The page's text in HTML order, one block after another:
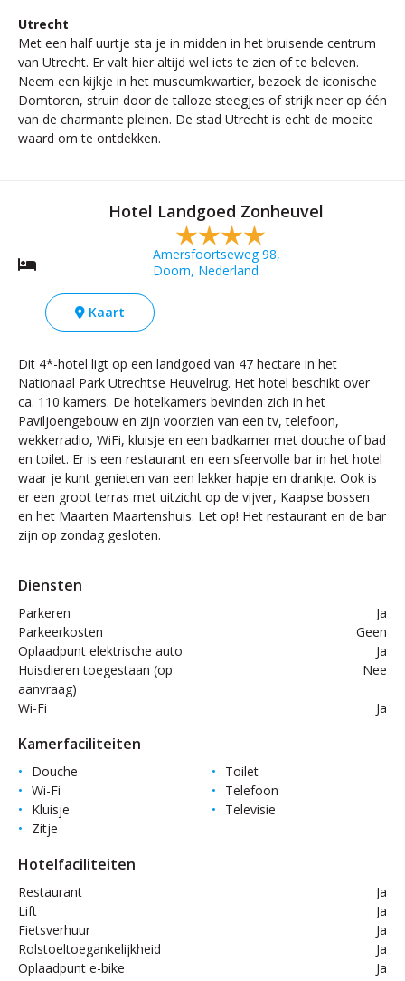
Utrecht
Met een half uurtje sta je in midden in het bruisende centrum
van Utrecht. Er valt hier altijd wel iets te zien of te beleven.
Neem een kijkje in het museumkwartier, bezoek de iconische
Domtoren, struin door de talloze steegjes of strijk neer op één
van de charmante pleinen. De stad Utrecht is echt de moeite
waard om te ontdekken.
Hotel Landgoed Zonheuvel
Amersfoortseweg 98,
Doorn, Nederland
Kaart
Dit 4*-hotel ligt op een landgoed van 47 hectare in het
Nationaal Park Utrechtse Heuvelrug. Het hotel beschikt over
ca. 110 kamers. De hotelkamers bevinden zich in het
Paviljoengebouw en zijn voorzien van een tv, telefoon,
wekkerradio, WiFi, kluisje en een badkamer met douche of bad
en toilet. Er is een restaurant en een sfeervolle bar in het hotel
waar je kunt genieten van een lekker hapje en drankje. Ook is
er een groot terras met uitzicht op de vijver, Kaapse bossen
en het Maarten Maartenshuis. Let op! Het restaurant en de bar
zijn op zondag gesloten.
Diensten
Parkeren
Ja
Parkeerkosten
Geen
Oplaadpunt elektrische auto
Ja
Huisdieren toegestaan (op
aanvraag)
Nee
Wi-Fi Ja
Kamerfaciliteiten
Douche
Toilet
Wi-Fi
Telefoon
Kluisje
Televisie
Zitje
Hotelfaciliteiten
Restaurant
Ja
Lift
Ja
Fietsverhuur
Ja
Rolstoeltoegankelijkheid
Ja
Oplaadpunt e-bike
Ja